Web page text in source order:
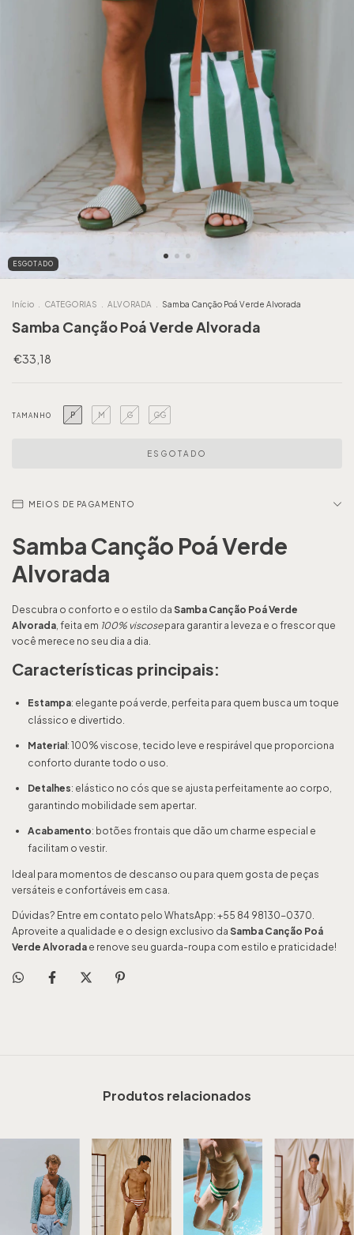
ESGOTADO
Início CATEGORIAS ALVORADA Samba Canção Poá Verde Alvorada
Samba Canção Poá Verde Alvorada
€33,18
TAMANHO P M G GG
MEIOS DE PAGAMENTO
Samba Canção Poá Verde
Alvorada
Descubra o conforto e o estilo da Samba Canção Poá Verde
Alvorada , feita em 100% viscosepara garantir a leveza e o frescor que
você merece no seu dia a dia.
Características principais:
Estampa: elegante poá verde, perfeita para quem busca um toque
clássico e divertido.
Material : 100% viscose, tecido leve e respirável que proporciona
conforto durante todo o uso.
Detalhes: elástico no cós que se ajusta perfeitamente ao corpo,
garantindo mobilidade sem apertar.
Acabamento: botões frontais que dão um charme especial e
facilitam o vestir.
Ideal para momentos de descanso ou para quem gosta de peças
versáteis e confortáveis em casa.
Dúvidas? Entre em contato pelo WhatsApp: +55 84 98130-0370.
Aproveite a qualidade e o design exclusivo da Samba Canção Poá
Verde Alvorada e renove seu guarda-roupa com estilo e praticidade!
Produtos relacionados